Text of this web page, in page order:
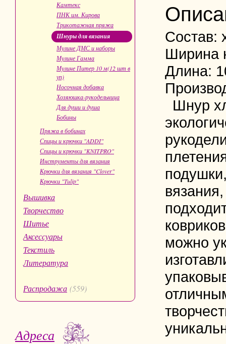
Камтекс
ПНК им. Кирова
Трикотажная пряжа
Шнуры для вязания
Мулине ДМС и наборы
Мулине Гамма
Мулине Питер 10 м(12 шт в
уп)
Носочная добавка
Хозяюшка-рукодельница
Для души и душа
Бобины
Пряжа в бобинах
Спицы и крючки "ADDI"
Спицы и крючки "KNITPRO"
Инструменты для вязания
Крючки для вязания "Clover"
Крючки "Tulip"
Вышивка
Творчество
Шитье
Аксессуары
Текстиль
Литература
Распродажа (559)
Адреса
Состав:
Ширина
Длина:
Шнур
можно